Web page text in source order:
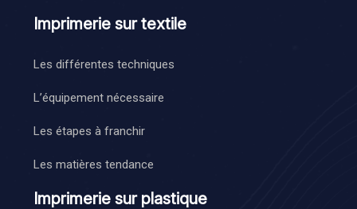
Imprimerie sur textile
Les différentes techniques
L’équipement nécessaire
Les étapes à franchir
Les matières tendance
Imprimerie sur plastique